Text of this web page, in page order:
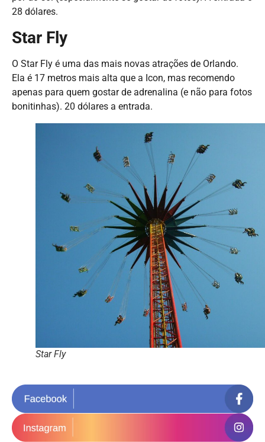
28 dólares.
Star Fly
O Star Fly é uma das mais novas atrações de Orlando.
Ela é 17 metros mais alta que a Icon, mas recomendo
apenas para quem gostar de adrenalina (e não para fotos
bonitinhas). 20 dólares a entrada.
Star Fly